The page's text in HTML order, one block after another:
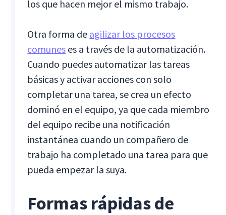
los que hacen mejor el mismo trabajo.
Otra forma de agilizar los procesos
comunes es a través de la automatización.
Cuando puedes automatizar las tareas
básicas y activar acciones con solo
completar una tarea, se crea un efecto
dominó en el equipo, ya que cada miembro
del equipo recibe una notificación
instantánea cuando un compañero de
trabajo ha completado una tarea para que
pueda empezar la suya.
Formas rápidas de